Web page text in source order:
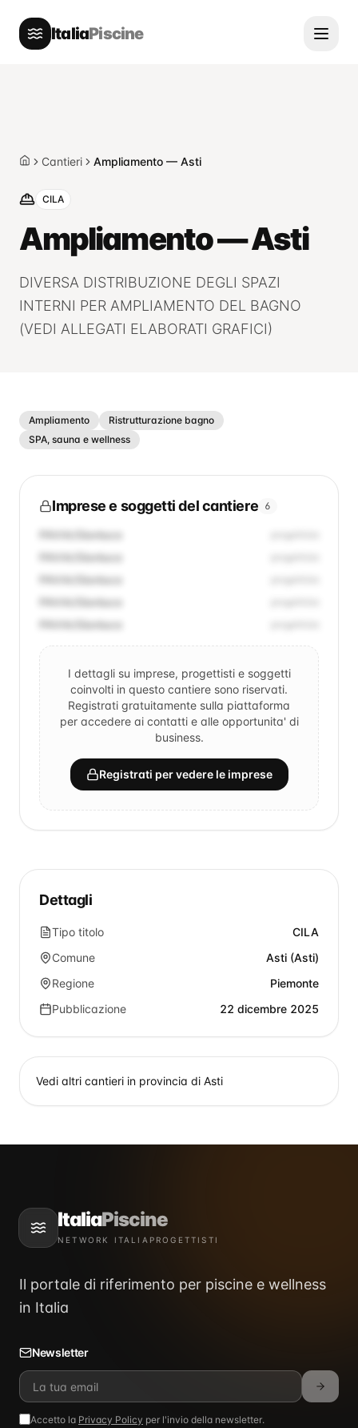
ItaliaPiscine
HomeCantieri Ampliamento — Asti
CILA
Ampliamento — Asti
DIVERSA DISTRIBUZIONE DEGLI SPAZI
INTERNI PER AMPLIAMENTO DEL BAGNO
(VEDI ALLEGATI ELABORATI GRAFICI)
Ampliamento
Ristrutturazione bagno
SPA, sauna e wellness
Imprese e soggetti del cantiere 6
PAVIA/Gianluca
PAVIA/Gianluca
PAVIA/Gianluca
PAVIA/Gianluca
PAVIA/Gianluca
I dettagli su imprese, progettisti e soggetti
coinvolti in questo cantiere sono riservati.
Registrati gratuitamente sulla piattaforma
per accedere ai contatti e alle opportunita' di
business.
Registrati per vedere le imprese
Dettagli
Tipo titolo
CILA
Comune
Asti (Asti)
Regione
Piemonte
Pubblicazione
22 dicembre 2025
Vedi altri cantieri in provincia di Asti
ItaliaPiscine
NETWORK ITALIAPROGETTISTI
Il portale di riferimento per piscine e wellness
in Italia
Newsletter
Accetto la Privacy Policy per l'invio della newsletter.